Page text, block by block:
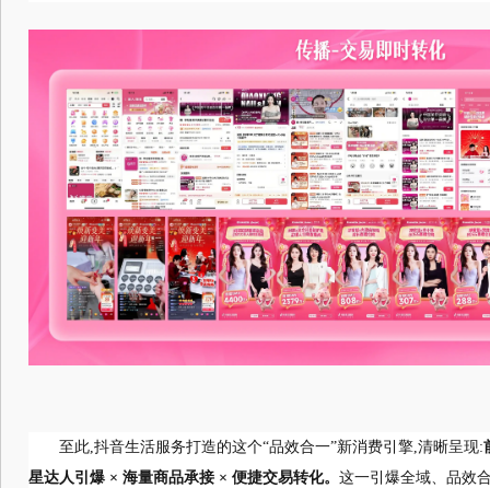
至此,抖音生活服务打造的这个“品效合一”新消费引擎,清晰呈现:
星达人引爆 × 海量商品承接 × 便捷交易转化。 这一引爆全域、品效